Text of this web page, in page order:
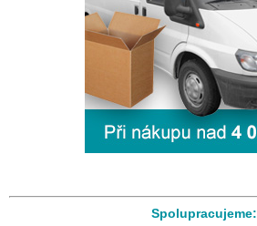
Spolupracujeme: